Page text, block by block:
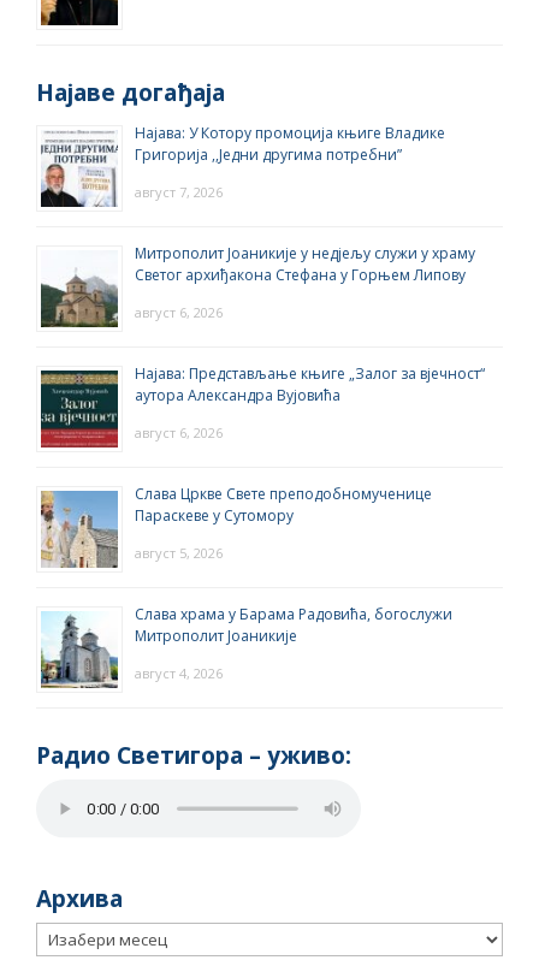
Најаве догађаја
Најава: У Котору промоција књиге Владике
Григорија ,,Једни другима потребни”
август 7, 2026
Митрополит Јоаникије у недјељу служи у храму
Светог архиђакона Стефана у Горњем Липову
август 6, 2026
Најава: Представљање књиге „Залог за вјечност“
аутора Александра Вујовића
август 6, 2026
Слава Цркве Свете преподобномученице
Параскеве у Сутомору
август 5, 2026
Слава храма у Барама Радовића, богослужи
Митрополит Јоаникије
август 4, 2026
Радио Светигора – yживо:
Архива
Архива